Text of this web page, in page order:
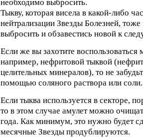
Тыкву, которая висела в какой-либо
нейтрализации Звезды Болезней,
выбросить и обзавестись новой к
Если же вы захотите воспользоваться
например, нефритовой тыквой
целительных минералов), то не
помощью соляного раствора или соли.
Если тыква используется в секторе,
то в этом случае амулет можно
года. Как минимум, это нужно будет
месячные Звезды продублируются.